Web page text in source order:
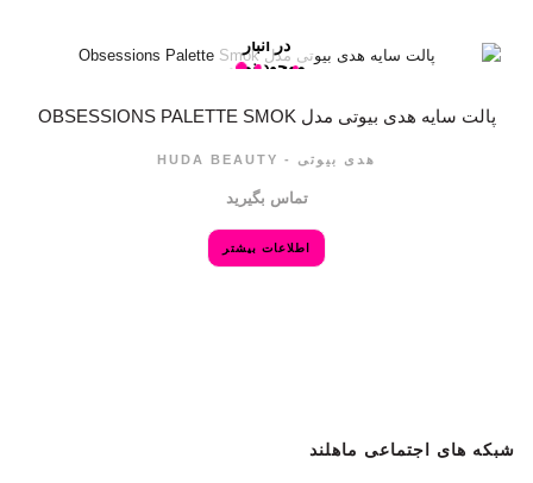
در انبار
موجود نمی
پالت سایه هدی بیوتی مدل OBSESSIONS PALETTE SMOK
هدی بیوتی - HUDA BEAUTY
تماس بگیرید
اطلاعات بیشتر
شبکه های اجتماعی ماهلند